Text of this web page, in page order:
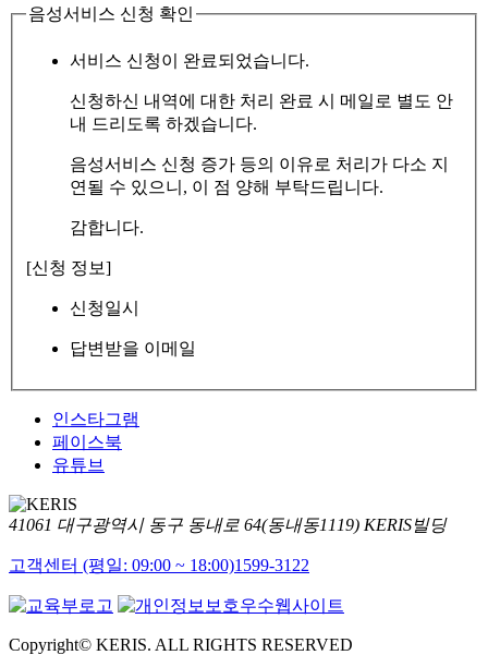
음성서비스 신청 확인
서비스 신청이 완료되었습니다.
신청하신 내역에 대한 처리 완료 시 메일로 별도 안
내 드리도록 하겠습니다.
음성서비스 신청 증가 등의 이유로 처리가 다소 지
연될 수 있으니, 이 점 양해 부탁드립니다.
감합니다.
[신청 정보]
신청일시
답변받을 이메일
인스타그램
페이스북
유튜브
41061 대구광역시 동구 동내로 64(동내동1119) KERIS빌딩
고객센터 (평일: 09:00 ~ 18:00)1599-3122
Copyright© KERIS. ALL RIGHTS RESERVED